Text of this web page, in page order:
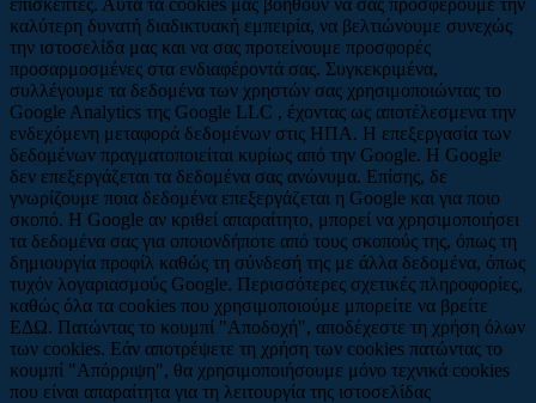
καλύτερη δυνατή διαδικτυακή εμπειρία, να βελτιώνουμε συνεχώς
την ιστοσελίδα μας και να σας προτείνουμε προσφορές
προσαρμοσμένες στα ενδιαφέροντά σας. Συγκεκριμένα,
συλλέγουμε τα δεδομένα των χρηστών σας χρησιμοποιώντας το
Google Analytics της Google LLC , έχοντας ως αποτέλεσμενα την
ενδεχόμενη μεταφορά δεδομένων στις ΗΠΑ. Η επεξεργασία των
δεδομένων πραγματοποιείται κυρίως από την Google. Η Google
δεν επεξεργάζεται τα δεδομένα σας ανώνυμα. Επίσης, δε
γνωρίζουμε ποια δεδομένα επεξεργάζεται η Google και για ποιο
σκοπό. Η Google αν κριθεί απαραίτητο, μπορεί να χρησιμοποιήσει
τα δεδομένα σας για οποιονδήποτε από τους σκοπούς της, όπως τη
δημιουργία προφίλ καθώς τη σύνδεσή της με άλλα δεδομένα, όπως
τυχόν λογαριασμούς Google. Περισσότερες σχετικές πληροφορίες,
καθώς όλα τα cookies που χρησιμοποιούμε μπορείτε να βρείτε
ΕΔΩ. Πατώντας το κουμπί "Αποδοχή", αποδέχεστε τη χρήση όλων
των cookies. Εάν αποτρέψετε τη χρήση των cookies πατώντας το
κουμπί "Απόρριψη", θα χρησιμοποιήσουμε μόνο τεχνικά cookies
που είναι απαραίτητα για τη λειτουργία της ιστοσελίδας